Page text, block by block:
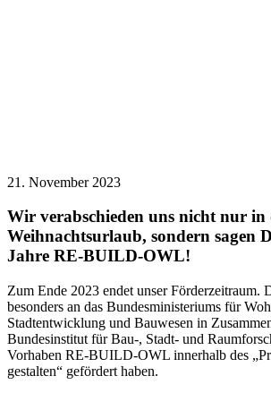
21. November 2023
Wir verabschieden uns nicht nur in
Weihnachtsurlaub, sondern sagen
Jahre RE-BUILD-OWL!
Zum Ende 2023 endet unser Förderzeitraum.
besonders an das Bundesministeriums für
Stadtentwicklung und Bauwesen in
Bundesinstitut für Bau-, Stadt- und
Vorhaben RE-BUILD-OWL innerhalb des
gestalten“ gefördert haben.